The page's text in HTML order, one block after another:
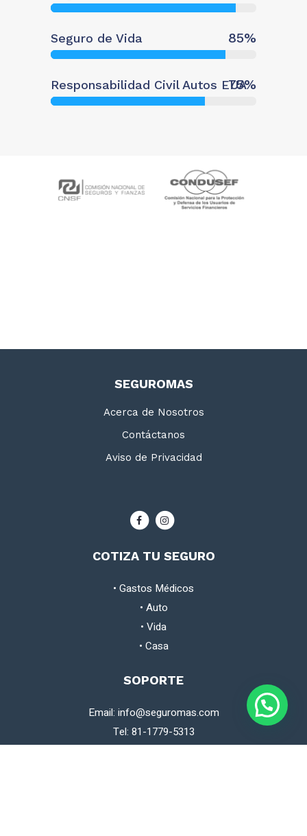
Seguro de Vida 85%
Responsabilidad Civil Autos EUA
75%
SEGUROMAS
Acerca de Nosotros
Contáctanos
Aviso de Privacidad
COTIZA TU SEGURO
• Gastos Médicos
• Auto
• Vida
• Casa
SOPORTE
Email: info@seguromas.com
Tel: 81-1779-5313